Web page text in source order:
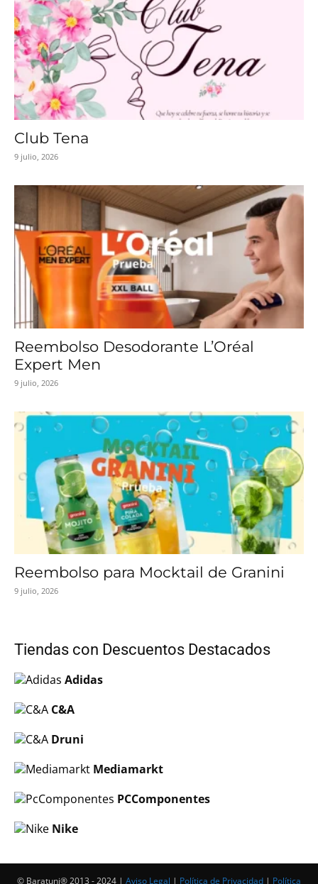
Club Tena
9 julio, 2026
Reembolso Desodorante L’Oréal
Expert Men
9 julio, 2026
Reembolso para Mocktail de Granini
9 julio, 2026
Tiendas con Descuentos Destacados
Adidas
C&A
Druni
Mediamarkt
PCComponentes
Nike
© Baratuni®‎ 2013 - 2024 | Aviso Legal | Política de Privacidad | Política